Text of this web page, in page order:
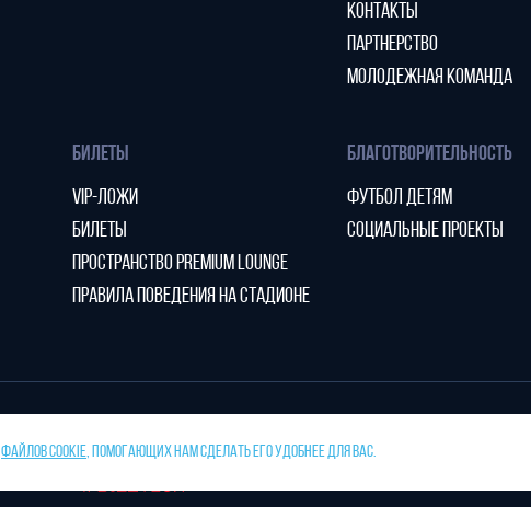
КОНТАКТЫ
ПАРТНЕРСТВО
МОЛОДЕЖНАЯ КОМАНДА
БИЛЕТЫ
VIP-ЛОЖИ
БИЛЕТЫ
ПРОСТРАНСТВО PREMIUM LOUNGE
ПРАВИЛА ПОВЕДЕНИЯ НА СТАДИОНЕ
БЛАГОТВОРИТЕЛЬНОСТЬ
ФУТБОЛ ДЕТЯМ
СОЦИАЛЬНЫЕ ПРОЕКТЫ
ФАЙЛОВ COOKIE, ПОМОГАЮЩИХ НАМ СДЕЛАТЬ ЕГО УДОБНЕЕ ДЛЯ ВАС.